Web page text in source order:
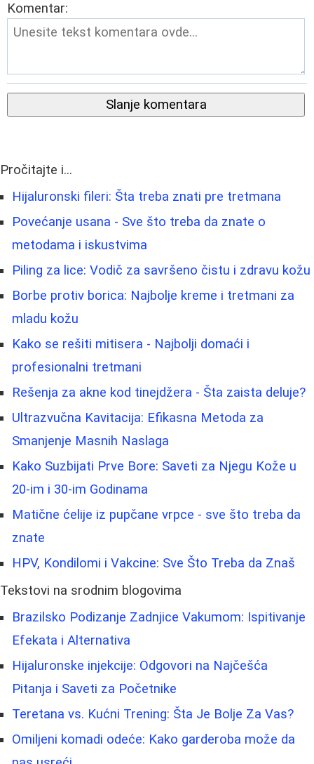
Komentar:
Slanje komentara
Pročitajte i...
Hijaluronski fileri: Šta treba znati pre tretmana
Povećanje usana - Sve što treba da znate o
metodama i iskustvima
Piling za lice: Vodič za savršeno čistu i zdravu kožu
Borbe protiv borica: Najbolje kreme i tretmani za
mladu kožu
Kako se rešiti mitisera - Najbolji domaći i
profesionalni tretmani
Rešenja za akne kod tinejdžera - Šta zaista deluje?
Ultrazvučna Kavitacija: Efikasna Metoda za
Smanjenje Masnih Naslaga
Kako Suzbijati Prve Bore: Saveti za Njegu Kože u
20-im i 30-im Godinama
Matične ćelije iz pupčane vrpce - sve što treba da
znate
HPV, Kondilomi i Vakcine: Sve Što Treba da Znaš
Tekstovi na srodnim blogovima
Brazilsko Podizanje Zadnjice Vakumom: Ispitivanje
Efekata i Alternativa
Hijaluronske injekcije: Odgovori na Najčešća
Pitanja i Saveti za Početnike
Teretana vs. Kućni Trening: Šta Je Bolje Za Vas?
Omiljeni komadi odeće: Kako garderoba može da